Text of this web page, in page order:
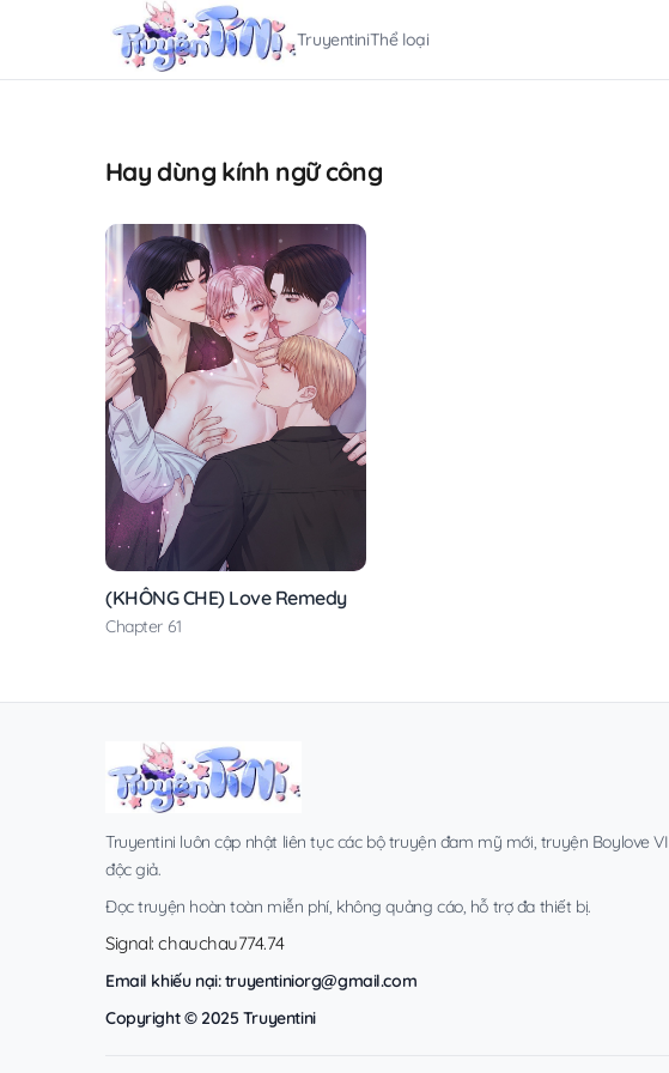
TruyentiniThể loại
Hay dùng kính ngữ công
(KHÔNG CHE) Love Remedy
Chapter 61
Truyentini luôn cập nhật liên tục các bộ truyện đam mỹ mới, truyện Boylove
độc giả.
Đọc truyện hoàn toàn miễn phí, không quảng cáo, hỗ trợ đa thiết bị.
Signal: chauchau774.74
Email khiếu nại:truyentiniorg@gmail.com
Copyright © 2025 Truyentini